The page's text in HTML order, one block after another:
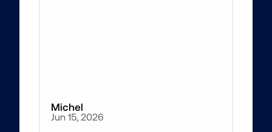
Michel
Jun 15, 2026